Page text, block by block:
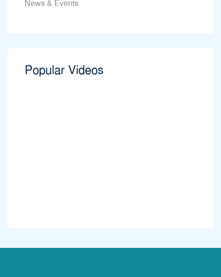
News & Events
Popular Videos